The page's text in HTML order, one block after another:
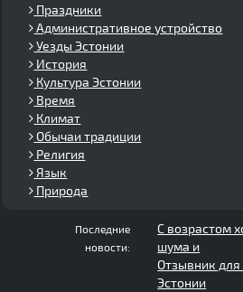
Праздники
Административное устройство
Уезды Эстонии
История
Культура Эстонии
Время
Климат
Обычаи традиции
Религия
Язык
Природа
Последние
новости:
С возрастом
шума и
Отзывник для
Эстонии